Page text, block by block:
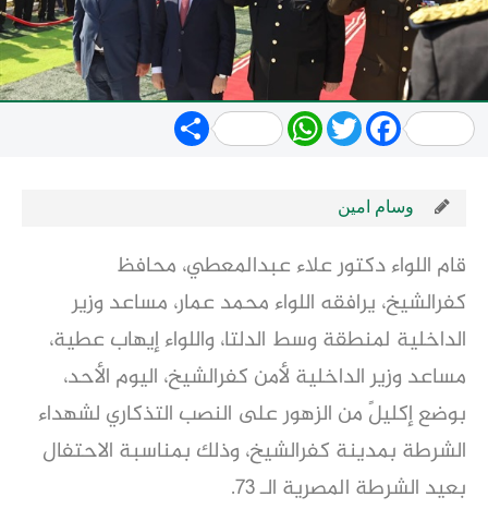
Share WhatsApp
TwitterFacebook
وسام امين
قام اللواء دكتور علاء عبدالمعطي، محافظ
كفرالشيخ، يرافقه اللواء محمد عمار، مساعد وزير
الداخلية لمنطقة وسط الدلتا، واللواء إيهاب عطية،
مساعد وزير الداخلية لأمن كفرالشيخ، اليوم الأحد،
بوضع إكليلً من الزهور على النصب التذكاري لشهداء
الشرطة بمدينة كفرالشيخ، وذلك بمناسبة الاحتفال
بعيد الشرطة المصرية الـ 73.